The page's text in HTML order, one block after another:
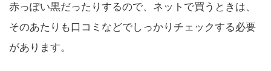
赤っぽい黒だったりするので、ネットで買うときは、
そのあたりも口コミなどでしっかりチェックする必要
があります。